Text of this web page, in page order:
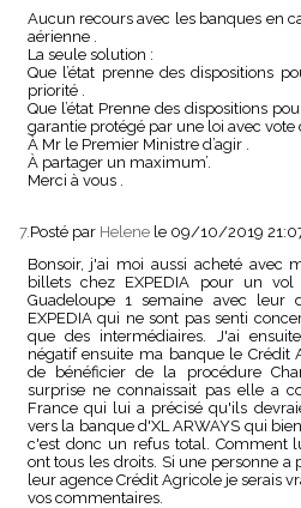
Aucun recours avec les banques en
aérienne .
La seule solution :
Que l’état prenne des dispositions
priorité .
Que l’état Prenne des dispositions
garantie protégé par une loi avec vote
À Mr le Premier Ministre d’agir .
À partager un maximum’.
Merci à vous .
7.Posté par Helene le 09/10/2019
Bonsoir, j'ai moi aussi acheté avec
billets chez EXPEDIA pour un
Guadeloupe 1 semaine avec leur
EXPEDIA qui ne sont pas senti
que des intermédiaires. J'ai
négatif ensuite ma banque le
de bénéficier de la procédure
surprise ne connaissait pas elle a
France qui lui a précisé qu'ils
vers la banque d'XL ARWAYS qui
c'est donc un refus total. Comment
ont tous les droits. Si une personne
leur agence Crédit Agricole je serais
vos commentaires.